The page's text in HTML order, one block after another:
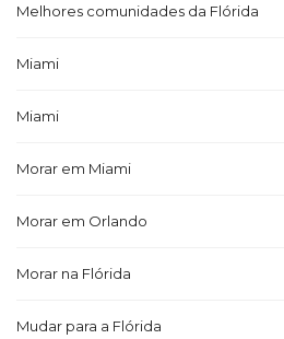
Melhores comunidades da Flórida
Miami
Miami
Morar em Miami
Morar em Orlando
Morar na Flórida
Mudar para a Flórida